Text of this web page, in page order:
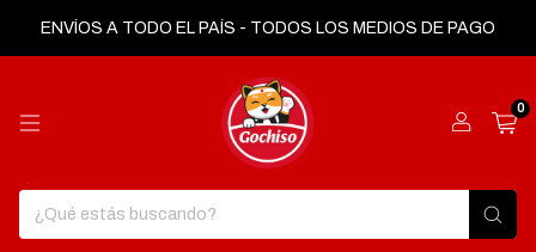
ENVÍOS A TODO EL PAÍS - TODOS LOS MEDIOS DE PAGO
0